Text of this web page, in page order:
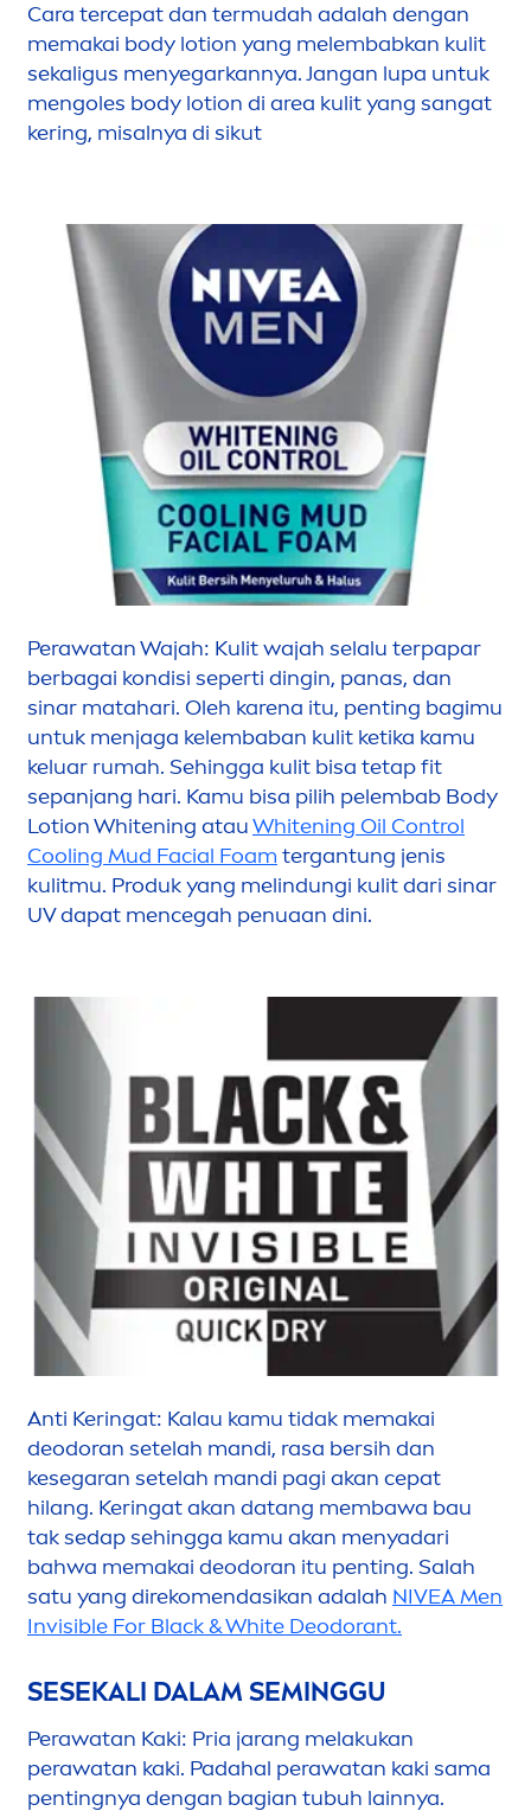
Cara tercepat dan termudah adalah dengan
memakai body lotion yang melembabkan kulit
sekaligus menyegarkannya. Jangan lupa untuk
mengoles body lotion di area kulit yang sangat
kering, misalnya di sikut
Perawatan Wajah: Kulit wajah selalu terpapar
berbagai kondisi seperti dingin, panas, dan
sinar matahari. Oleh karena itu, penting bagimu
untuk menjaga kelembaban kulit ketika kamu
keluar rumah. Sehingga kulit bisa tetap fit
sepanjang hari. Kamu bisa pilih pelembab Body
LotionWhitening atauWhitening Oil Control
Cooling Mud Facial Foam tergantung jenis
kulitmu. Produk yang melindungi kulit dari sinar
UV dapat mencegah penuaan dini.
Anti Keringat: Kalau kamu tidak memakai
deodoran setelah mandi, rasa bersih dan
kesegaran setelah mandi pagi akan cepat
hilang. Keringat akan datang membawa bau
tak sedap sehingga kamu akan menyadari
bahwa memakai deodoran itu penting. Salah
satu yang direkomendasikan adalah NIVEAMen
Invisible For Black&White Deodorant.
SESEKALI DALAM SEMINGGU
Perawatan Kaki: Pria jarang melakukan
perawatan kaki. Padahal perawatan kaki sama
pentingnya dengan bagian tubuh lainnya.